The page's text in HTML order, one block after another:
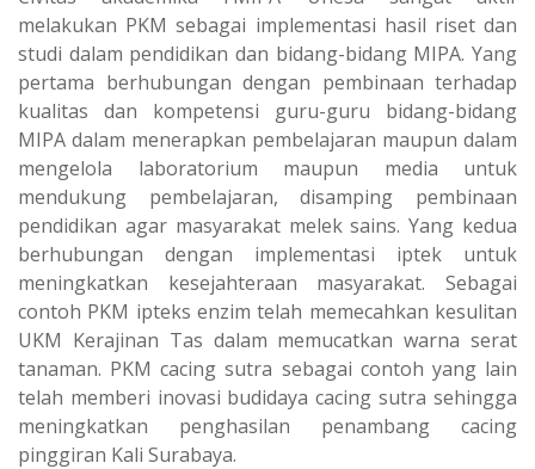
melakukan PKM sebagai implementasi hasil riset dan
studi dalam pendidikan dan bidang-bidang MIPA. Yang
pertama berhubungan dengan pembinaan terhadap
kualitas dan kompetensi guru-guru bidang-bidang
MIPA dalam menerapkan pembelajaran maupun dalam
mengelola laboratorium maupun media untuk
mendukung pembelajaran, disamping pembinaan
pendidikan agar masyarakat melek sains. Yang kedua
berhubungan dengan implementasi iptek untuk
meningkatkan kesejahteraan masyarakat. Sebagai
contoh PKM ipteks enzim telah memecahkan kesulitan
UKM Kerajinan Tas dalam memucatkan warna serat
tanaman. PKM cacing sutra sebagai contoh yang lain
telah memberi inovasi budidaya cacing sutra sehingga
meningkatkan penghasilan penambang cacing
pinggiran Kali Surabaya.